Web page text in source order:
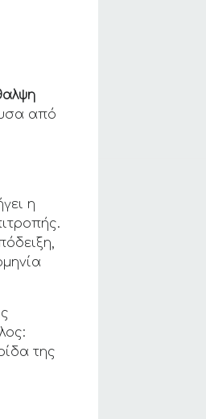
από
η
της